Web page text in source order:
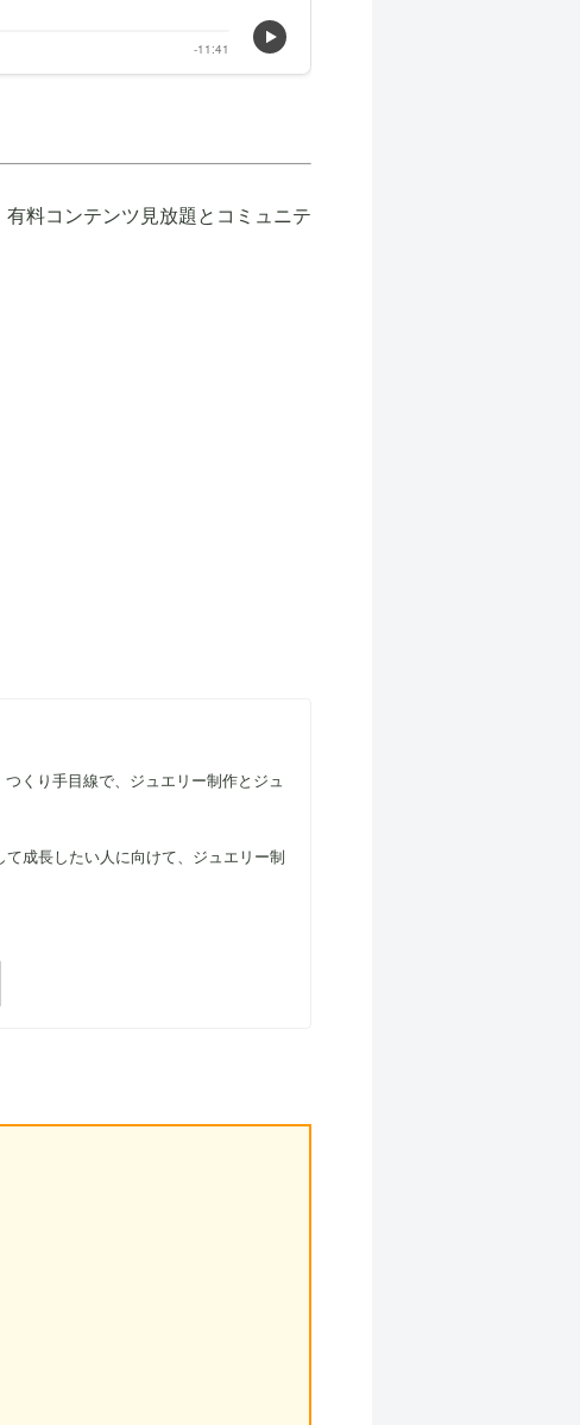
料コンテンツ見放題とコミュニテ
くり手目線で、ジュエリー制作とジュ
成長したい人に向けて、ジュエリー制